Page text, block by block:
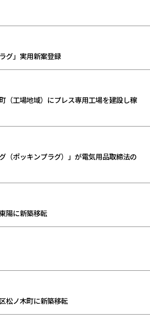
グ」実用新案登録
（工場地域）にプレス専用工場を建設し稼
（ポッキンプラグ）」が電気用品取締法の
陽に新築移転
松ノ木町に新築移転